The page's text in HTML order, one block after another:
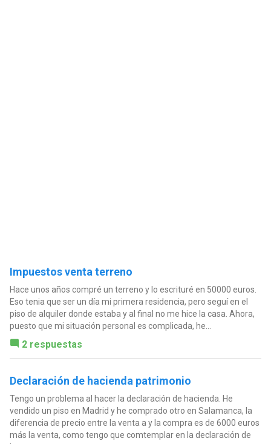
Impuestos venta terreno
Hace unos años compré un terreno y lo escrituré en 50000 euros.
Eso tenia que ser un día mi primera residencia, pero seguí en el
piso de alquiler donde estaba y al final no me hice la casa. Ahora,
puesto que mi situación personal es complicada, he...
2 respuestas
Declaración de hacienda patrimonio
Tengo un problema al hacer la declaración de hacienda. He
vendido un piso en Madrid y he comprado otro en Salamanca, la
diferencia de precio entre la venta a y la compra es de 6000 euros
más la venta, como tengo que comtemplar en la declaración de